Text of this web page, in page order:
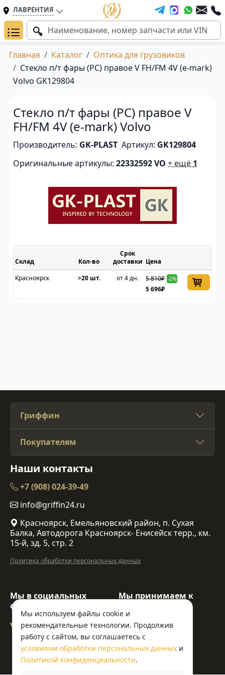
ЛАВРЕНТИЯ
Главная Каталог
Оптика для грузовиков
Стекло п/т фары (PC) правое V FH/FM 4V (e-mark)
Volvo GK129804
Стекло п/т фары (PC) правое V
FH/FM 4V (e-mark) Volvo
Производитель: GK-PLAST Артикул: GK129804
Оригинальные артикулы: 22332592 VO + ещё 1
Склад
Срок
доставки Цена
Красноярск
>20 шт. от 4 дн. 5 810₽ -2%
5 696₽
Мы используем файлы cookie и
рекомендательные технологии. Продолжив
работу с сайтом, вы соглашаетесь с
условиями обработки персональных данных и
Политикой конфиденциальности.
Гриффин
Покупателям
Наши контакты
+7 (908) 024-39-49
info@griffin24.ru
Красноярск, Емельяновский район, п. Сухая
Балка, Автодорога Красноярск- Енисейск терр., км.
15-й, зд. 5, стр. 2
Политика обработки персональных данных
Мы в социальных
сетях:
Мы принимаем к
© ООО «Гриффин»